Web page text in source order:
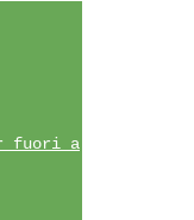
fuori a